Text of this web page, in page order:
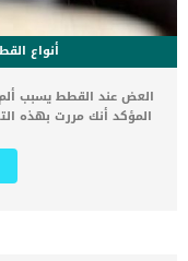
أنواع
العض عند القطط يسبب
المؤكد أنك مررت بهذه
اصابات وامراض بالغة
ايضا: كيفية تدريب